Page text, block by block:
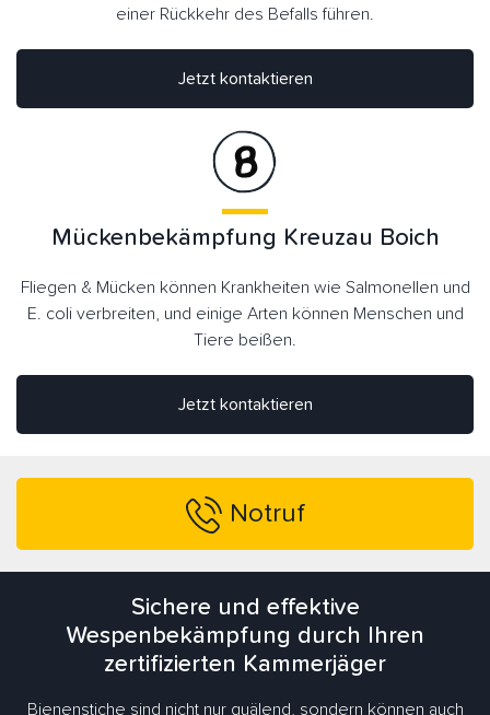
einer Rückkehr des Befalls führen.
Jetzt kontaktieren
Jetzt kontaktieren
Mückenbekämpfung Kreuzau Boich
Fliegen & Mücken können Krankheiten wie Salmonellen und
E. coli verbreiten, und einige Arten können Menschen und
Tiere beißen.
Notruf
Sichere und effektive
Wespenbekämpfung durch Ihren
zertifizierten Kammerjäger
Bienenstiche sind nicht nur quälend, sondern können auch